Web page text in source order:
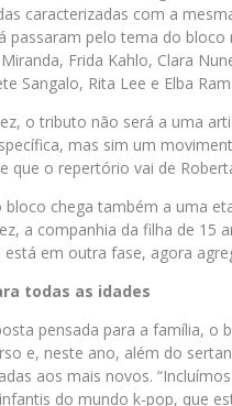
caracterizadas com a
passaram pelo tema do
Frida Kahlo, Clara
Sangalo, Rita Lee e Elba
o tributo não será a uma
mas sim um
que o repertório vai de
bloco chega também a uma
a companhia da filha de
está em outra fase, agora
todas as idades
pensada para a família, o
e, neste ano, além do
aos mais novos.
do mundo k-pop, que